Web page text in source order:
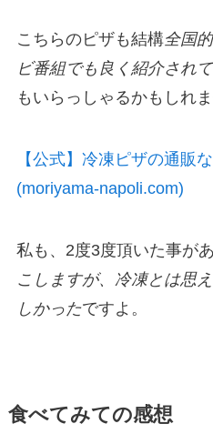
こちらのピザも結構全国
ビ番組でも良く紹介され
もいらっしゃるかもしれま
【公式】冷凍ピザの通販
(moriyama-napoli.com)
私も、2度3度頂いた事があ
こしますが、冷凍とは思
しかったですよ。
食べてみての感想